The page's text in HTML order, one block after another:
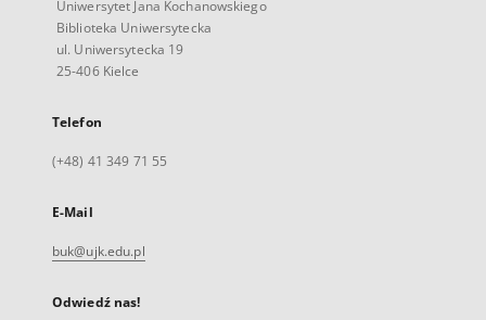
Uniwersytet Jana Kochanowskiego
Biblioteka Uniwersytecka
ul. Uniwersytecka 19
25-406 Kielce
Telefon
(+48) 41 349 71 55
E-Mail
buk@ujk.edu.pl
Odwiedź nas!